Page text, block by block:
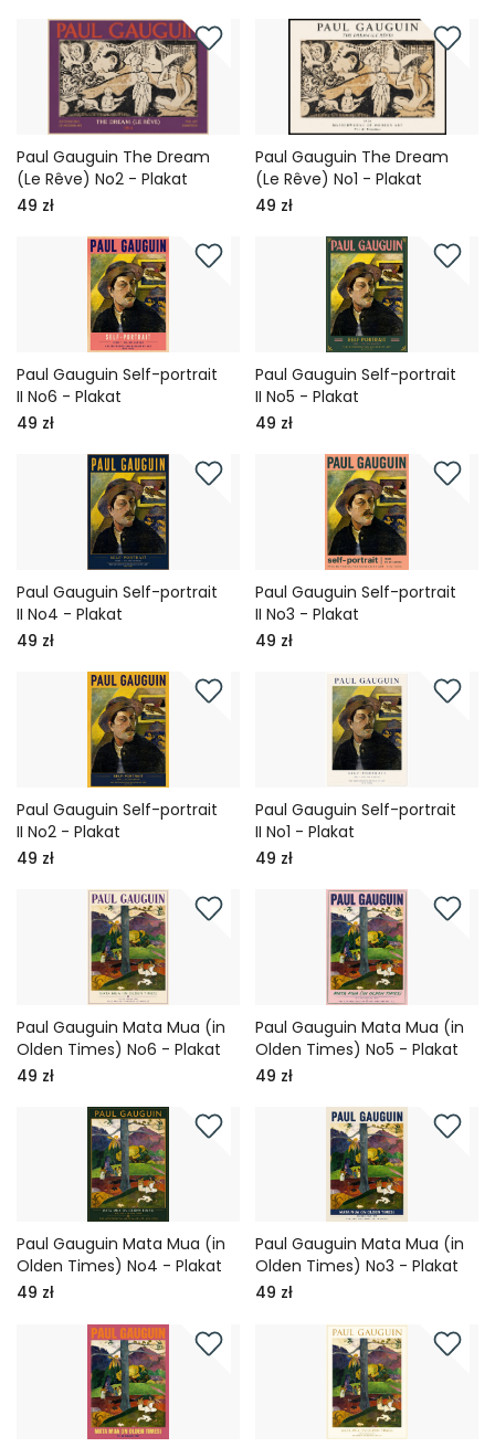
Paul Gauguin The Dream
(Le Rêve) No2 - Plakat
49 zł
Paul Gauguin The Dream
(Le Rêve) No1 - Plakat
49 zł
Paul Gauguin Self-portrait
II No6 - Plakat
49 zł
Paul Gauguin Self-portrait
II No5 - Plakat
49 zł
Paul Gauguin Self-portrait
II No4 - Plakat
49 zł
Paul Gauguin Self-portrait
II No3 - Plakat
49 zł
Paul Gauguin Self-portrait
II No2 - Plakat
49 zł
Paul Gauguin Self-portrait
II No1 - Plakat
49 zł
Paul Gauguin Mata Mua (in
Olden Times) No6 - Plakat
49 zł
Paul Gauguin Mata Mua (in
Olden Times) No5 - Plakat
49 zł
Paul Gauguin Mata Mua (in
Olden Times) No4 - Plakat
49 zł
Paul Gauguin Mata Mua (in
Olden Times) No3 - Plakat
49 zł